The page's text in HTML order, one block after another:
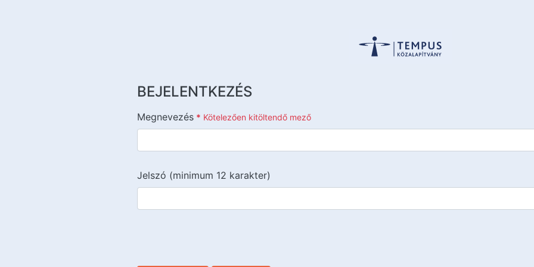
BEJELENTKEZÉS
Megnevezés * Kötelezően kitöltendő mező
Jelszó (minimum 12 karakter)